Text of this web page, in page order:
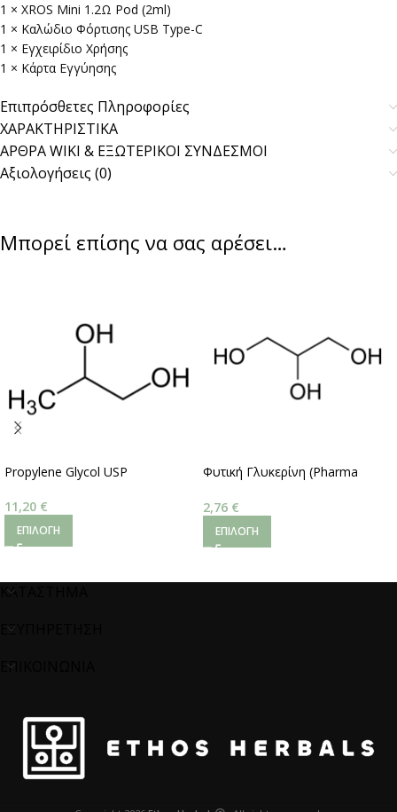
1 × XROS Mini 1.2Ω Pod (2ml)
1 × Καλώδιο Φόρτισης USB Type-C
1 × Εγχειρίδιο Χρήσης
1 × Κάρτα Εγγύησης
Επιπρόσθετες Πληροφορίες
ΧΑΡΑΚΤΗΡΙΣΤΙΚΑ
ΑΡΘΡΑ WIKI & ΕΞΩΤΕΡΙΚΟΙ ΣΥΝΔΕΣΜΟΙ
Αξιολογήσεις (0)
Μπορεί επίσης να σας αρέσει…
Propylene Glycol USP
11,20 €
ΕΠΙΛΟΓΉ
Φυτική Γλυκερίνη (Pharma
2,76 €
ΕΠΙΛΟΓΉ
ΚΑΤΑΣΤΗΜΑ
ΕΞΥΠΗΡΕΤΗΣΗ
ΕΠΙΚΟΙΝΩΝΙΑ